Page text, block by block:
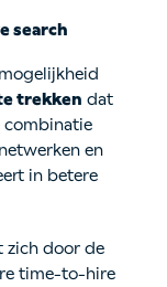
search
trekken dat
combinatie
en
in betere
zich door de
time-to-hire